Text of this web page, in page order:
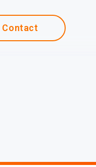
Contact